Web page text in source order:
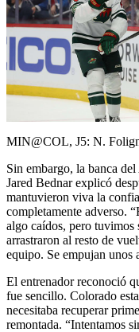
MIN@COL, J5: N.
Sin embargo, la banca
Jared Bednar explicó
mantuvieron viva la
completamente adverso.
algo caídos, pero tuvimos
arrastraron al resto de
equipo. Se empujan unos
El entrenador reconoció
fue sencillo. Colorado
necesitaba recuperar
remontada. “Intentamos